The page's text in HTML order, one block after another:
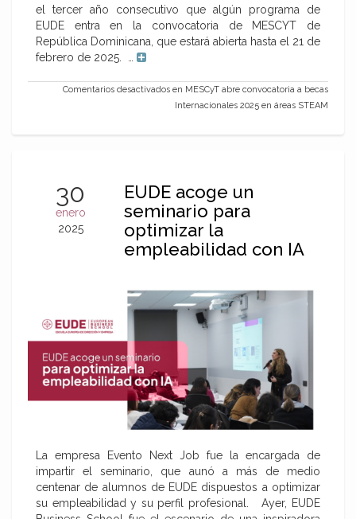
el tercer año consecutivo que algún programa de
EUDE entra en la convocatoria de MESCYT de
República Dominicana, que estará abierta hasta el 21 de
febrero de 2025. …
Comentarios desactivados en MESCyT abre convocatoria a becas
Internacionales 2025 en áreas STEAM
30
enero
2025
EUDE acoge un
seminario para
optimizar la
empleabilidad con IA
La empresa Evento Next Job fue la encargada de
impartir el seminario, que aunó a más de medio
centenar de alumnos de EUDE dispuestos a optimizar
su empleabilidad y su perfil profesional. Ayer, EUDE